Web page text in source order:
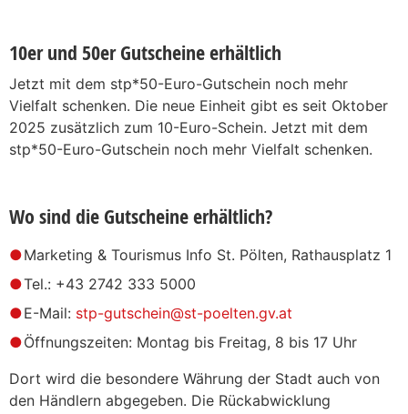
10er und 50er Gutscheine erhältlich
Jetzt mit dem stp*50-Euro-Gutschein noch mehr
Vielfalt schenken. Die neue Einheit gibt es seit Oktober
2025 zusätzlich zum 10-Euro-Schein. Jetzt mit dem
stp*50-Euro-Gutschein noch mehr Vielfalt schenken.
Wo sind die Gutscheine erhältlich?
Marketing & Tourismus Info St. Pölten, Rathausplatz 1
Tel.: +43 2742 333 5000
E-Mail: stp-gutschein@st-poelten.gv.at
Öffnungszeiten: Montag bis Freitag, 8 bis 17 Uhr
Dort wird die besondere Währung der Stadt auch von
den Händlern abgegeben. Die Rückabwicklung